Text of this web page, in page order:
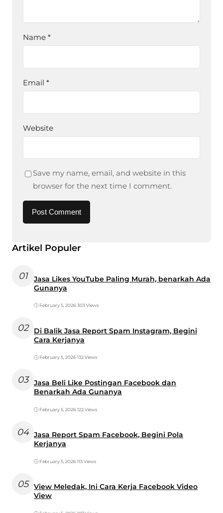
Name *
Email *
Website
Save my name, email, and website in this
browser for the next time I comment.
Artikel Populer
01
Jasa Likes YouTube Paling Murah, benarkah Ada
Gunanya
February 5, 2026•303 Views
02
Di Balik Jasa Report Spam Instagram, Begini
Cara Kerjanya
February 5, 2026•132 Views
03
Jasa Beli Like Postingan Facebook dan
Benarkah Ada Gunanya
February 5, 2026•122 Views
04 Jasa Report Spam Facebook, Begini Pola
Kerjanya
February 5, 2026•113 Views
05
View Meledak, Ini Cara Kerja Facebook Video
View